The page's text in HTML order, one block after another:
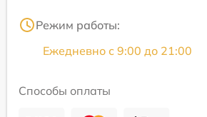
Режим работы:
Ежедневно с 9:00 до 21:00
Способы оплаты